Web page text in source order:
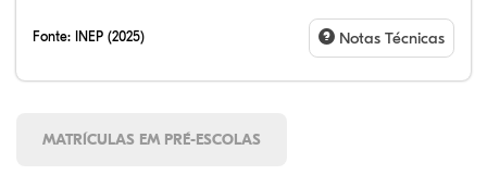
Fonte: INEP (2025) Notas Técnicas
MATRÍCULAS EM PRÉ-ESCOLAS